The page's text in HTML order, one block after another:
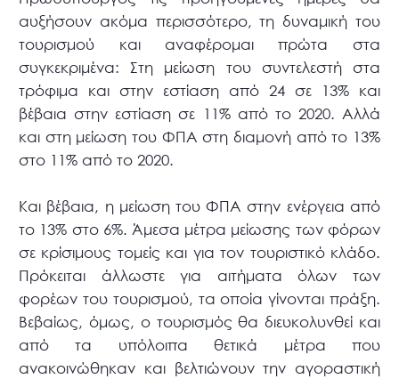
αυξήσουν ακόμα περισσότερο, τη δυναμική του
τουρισμού και αναφέρομαι πρώτα στα
συγκεκριμένα: Στη μείωση του συντελεστή στα
τρόφιμα και στην εστίαση από 24 σε 13% και
βέβαια στην εστίαση σε 11% από το 2020. Αλλά
και στη μείωση του ΦΠΑ στη διαμονή από το 13%
στο 11% από το 2020.
Και βέβαια, η μείωση του ΦΠΑ στην ενέργεια από
το 13% στο 6%. Άμεσα μέτρα μείωσης των φόρων
σε κρίσιμους τομείς και για τον τουριστικό κλάδο.
Πρόκειται άλλωστε για αιτήματα όλων των
φορέων του τουρισμού, τα οποία γίνονται πράξη.
Βεβαίως, όμως, ο τουρισμός θα διευκολυνθεί και
από τα υπόλοιπα θετικά μέτρα που
ανακοινώθηκαν και βελτιώνουν την αγοραστική